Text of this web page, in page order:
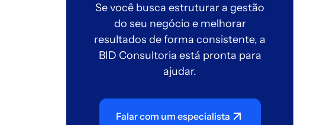
Se você busca estruturar a gestão
do seu negócio e melhorar
resultados de forma consistente, a
BID Consultoria está pronta para
ajudar.
Falar com um especialista